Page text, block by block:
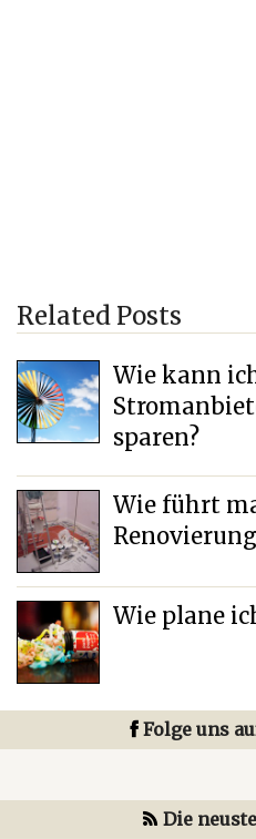
Related Posts
Wie kann
sparen?
Wie führt
Wie plane
Folge uns
Die